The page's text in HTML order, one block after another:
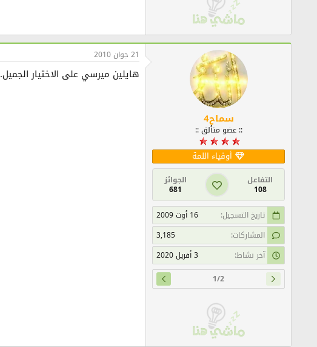
سماح4
:: عضو متألق ::
أوفياء اللمة
التفاعل
108
الجوائز
681
تاريخ التسجيل
16 أوت 2009
المشاركات
3,185
آخر نشاط
3 أفريل 2020
1/2
21 جوان 2010
هايلين ميرسي على الاختيار الجميل.